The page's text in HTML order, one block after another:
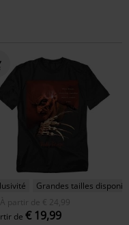
Grandes tailles
À partir de € 24,99
de € 19,99